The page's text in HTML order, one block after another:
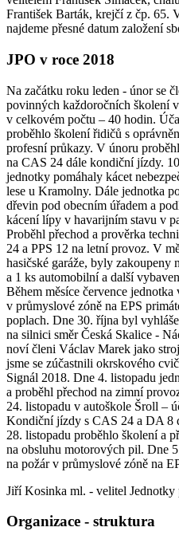
František Barták, krejčí z čp. 65.
najdeme přesné datum založení
JPO v roce 2018
Na začátku roku leden - únor se
povinných každoročních školení
v celkovém počtu – 40 hodin.
proběhlo školení řidičů s
profesní průkazy. V únoru
na CAS 24 dále kondiční jízdy.
jednotky pomáhaly kácet
lese u Kramolny. Dále jednotka
dřevin pod obecním úřadem a
kácení lípy v havarijním stavu v
Proběhl přechod a prověrka
24 a PPS 12 na letní provoz. V
hasičské garáže, byly zakoupeny
a 1 ks automobilní a další
Během měsíce července
v průmyslové zóně na EPS
poplach. Dne 30. října byl
na silnici směr Česká Skalice -
noví členi Václav Marek jako
jsme se zúčastnili okrskového
Signál 2018. Dne 4. listopadu
a proběhl přechod na zimní
24. listopadu v autoškole Šroll –
Kondiční jízdy s CAS 24 a DA 8
28. listopadu proběhlo školení a
na obsluhu motorových pil. Dne
na požár v průmyslové zóně na
Jiří Kosinka ml. - velitel
Organizace - struktura